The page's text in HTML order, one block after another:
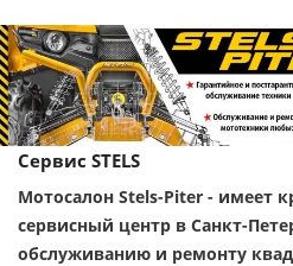
Сервис STELS
Мотосалон Stels-Piter - имеет
сервисный центр в Санкт-
обслуживанию и ремонту